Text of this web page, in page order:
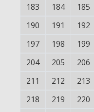
183
184 185
190
191 192
197
198 199
204
205 206
211
212 213
218
219 220